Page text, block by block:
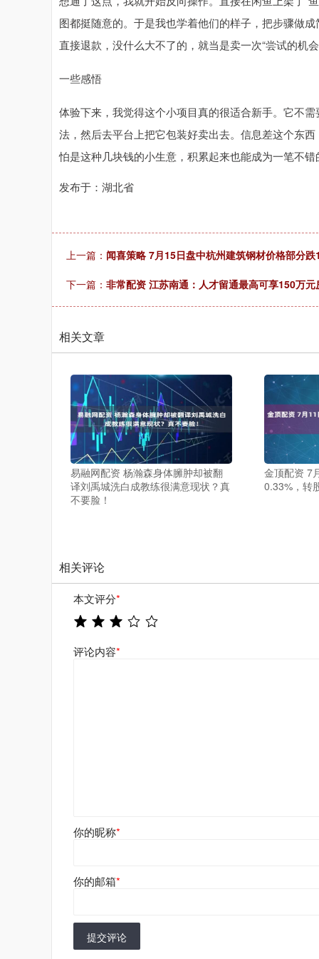
图都挺随意的。于是我也学着他们的样子，把步骤做
直接退款，没什么大不了的，就当是卖一次“尝试的机
一些感悟
体验下来，我觉得这个小项目真的很适合新手。它不
法，然后去平台上把它包装好卖出去。信息差这个东
怕是这种几块钱的小生意，积累起来也能成为一笔不
发布于：湖北省
上一篇： 闻喜策略 7月15日盘中杭州建筑钢材价格部分
下一篇： 非常配资 江苏南通：人才留通最高可享150万元
相关文章
易融网配资 杨瀚森身体臃肿却被翻
译刘禹城洗白成教练很满意现状？真
不要脸！
金顶配资 7
0.33%，转
相关评论
本文评分*
评论内容*
你的昵称*
你的邮箱*
提交评论